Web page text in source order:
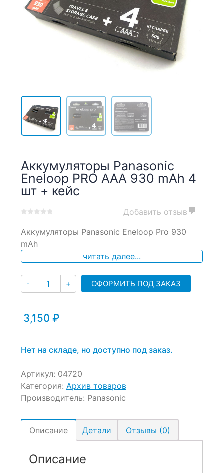
Аккумуляторы Panasonic
Eneloop PRO AAA 930 mAh 4
шт + кейс
out
based
ratings
Добавить отзыв
Аккумуляторы Panasonic Eneloop Pro 930
mAh
читать далее...
- Количество
+ ОФОРМИТЬ ПОД ЗАКАЗ
3,150 ₽
Нет на складе, но доступно под заказ.
Артикул: 04720
Категория: Архив товаров
Производитель: Panasonic
Описание Детали Отзывы (0)
Описание